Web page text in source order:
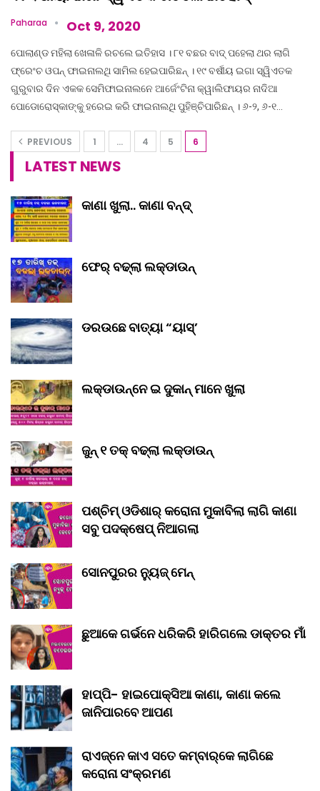
Paharaa Oct 9, 2020
ପୋଲାଣ୍ଡ ମହିଲା ଖେଳାଳି ରଚଲେ ଇତିହାସ । ୮୧ ବଛର ବାଦ୍ ପହେଲା ଥର ଲାଗି
ଫ୍ରେଂଚ ଓପନ୍ ଫାଇନାଲଥି ସାମିଲ ହେଇପାରିଛନ୍ । ୧୯ ବର୍ଷୀୟ ଇଗା ସ୍ୱିଏତକ
ଗୁରୁବାର ଦିନ ଏକକ ସେମିଫାଇନାଲନେ ଆର୍ଜେଂଟିନା କ୍ୱାଲିଫାୟର ନାଦିଆ
ପୋଡୋରୋସ୍କାଙ୍କୁ ହରେଇ କରି ଫାଇନାଲଥି ପୁହିଞ୍ଚିପାରିଛନ୍ । ୬-୨, ୬-୧…
PREVIOUS 1 … 4 5 6
LATEST NEWS
କାଣା ଖୁଲା.. କାଣା ବନ୍ଦ୍‌
ଫେର୍ ବଢ୍‌ଲା ଲକ୍‌ଡାଉନ୍‌
ଡରଉଛେ ବାତ୍ୟା “ୟାସ୍‌’
ଲକ୍‌ଡାଉନ୍‌ନେ ଇ ଦୁକାନ୍ ମାନେ ଖୁଲା
ଜୁନ୍ ୧ ତକ୍ ବଢ୍‌ଲା ଲକ୍‌ଡାଉନ୍‌
ପଶ୍ଚିମ୍ ଓଡିଶାର୍ କରୋନା ମୁକାବିଲା ଲାଗି କାଣା
ସବୁ ପଦକ୍ଷେପ୍ ନିଆଗଲା
ସୋନପୁରର ନ୍ୟୁଜ୍ ମେନ୍
ଛୁଆକେ ଗର୍ଭନେ ଧରିକରି ହାରିଗଲେ ଡାକ୍ତର ମାଁ
ହାପ୍ପି- ହାଇପୋକ୍ସିଆ କାଣା, କାଣା କଲେ
ଜାନିପାରବେ ଆପଣ
ରାଏଜ୍‌ନେ କାଏ ସତେ କମ୍‌ବାର୍‌କେ ଲାଗିଛେ
କରୋନା ସଂକ୍ରମଣ